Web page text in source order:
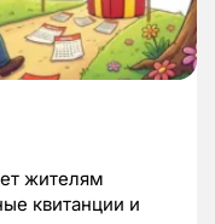
жителям
квитанции и